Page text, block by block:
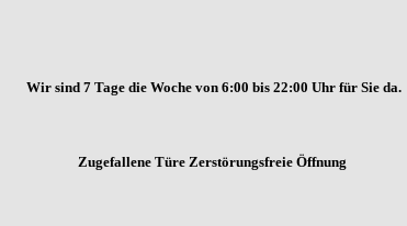
Wir sind 7 Tage die Woche von 6:00 bis 22:00 Uhr für Sie da.
Zugefallene Türe Zerstörungsfreie Öffnung